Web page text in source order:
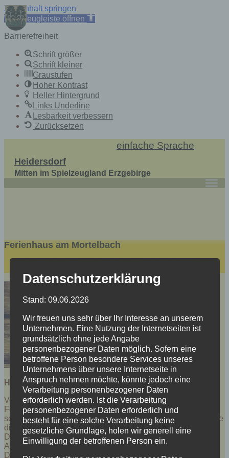
Zum Inhalt springen
Werkzeugleiste öffnen
Barrierefreiheit
Schrift größer
Schrift kleiner
Graustufen
Hoher Kontrast
Heller Hintergrund
Links Underline
Lesbarkeit verbessern
Zurücksetzen
content
einfache Sprache
Heidersdorf
Mitten im Spielzeugland Erzgebirge
Ferienhaus am Mortelbach
Herzlich Willkommen imFerienhaus am Mortelbach!
Verbringen Sie Ihren Urlaub in unserem frisch renovierten
Ferienhaus in Heidersdorf. Erkunden Sie von hier aus das
schöne Erzgebirge oder entspannen Sie sich und lassen Sie
die Seele baumeln.
Das Ferienhaus bietet Platz für drei Personen. Eine
Aufbettung ist auf Wunsch möglich.
Der Wohnraum im Erdgeschoss umfasst eine Essecke und
Datenschutzerklärung
Stand: 09.06.2026
Wir freuen uns sehr über Ihr Interesse an unserem
Unternehmen. Eine Nutzung der Internetseiten ist
grundsätzlich ohne jede Angabe
personenbezogener Daten möglich. Sofern eine
betroffene Person besondere Services unseres
Unternehmens über unsere Internetseite in
Anspruch nehmen möchte, könnte jedoch eine
Verarbeitung personenbezogener Daten
erforderlich werden. Ist die Verarbeitung
personenbezogener Daten erforderlich und
besteht für eine solche Verarbeitung keine
gesetzliche Grundlage, holen wir generell eine
Einwilligung der betroffenen Person ein.